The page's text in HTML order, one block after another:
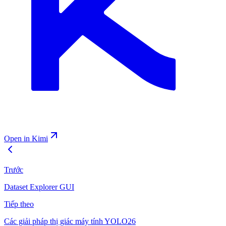
Open in Kimi
Trước
Dataset Explorer GUI
Tiếp theo
Các giải pháp thị giác máy tính YOLO26